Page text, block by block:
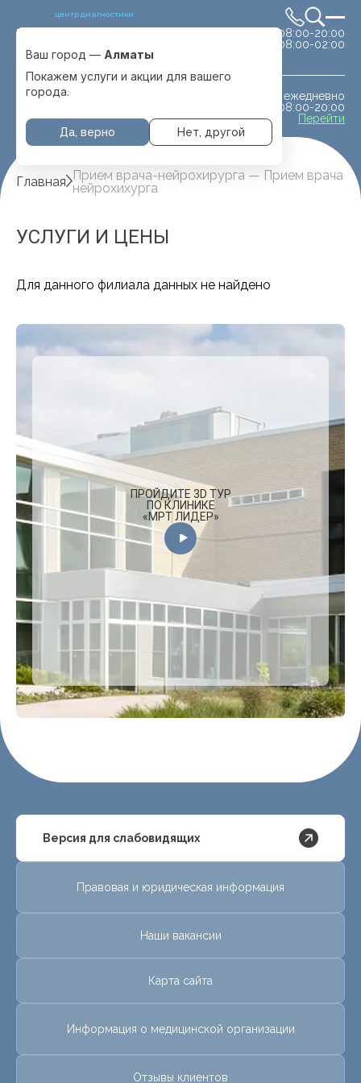
центр диагностики
Выбрать город
с. Отеген батыра
сб-вс 08:00-20:00
08:00-02:00
ежедневно
08:00-20:00
Перейти
Ваш город — Алматы
Покажем услуги и акции для вашего
города.
Да, верно Нет, другой
Главная Прием врача-нейрохирурга — Прием врача
нейрохихурга
УСЛУГИ И ЦЕНЫ
Для данного филиала данных не найдено
ПРОЙДИТЕ 3D ТУР
ПО КЛИНИКЕ
«МРТ ЛИДЕР»
Версия для слабовидящих
Правовая и юридическая информация
Наши вакансии
Карта сайта
Информация о медицинской организации
Отзывы клиентов